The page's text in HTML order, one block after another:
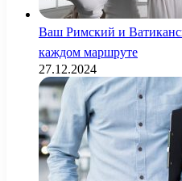
Ваш Римский и
каждом маршруте
27.12.2024